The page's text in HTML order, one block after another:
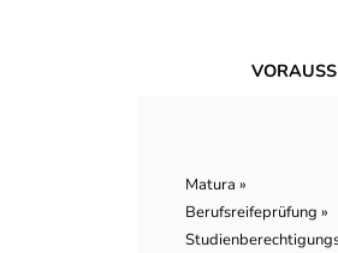
Matura »
Berufsreifeprüfung »